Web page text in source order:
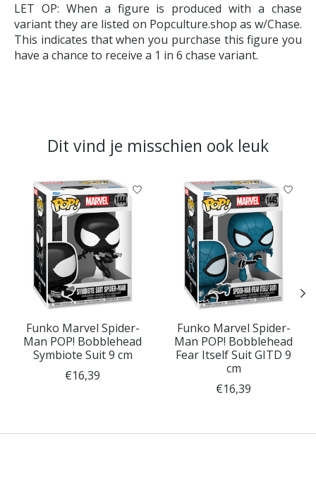
LET OP: When a figure is produced with a chase
variant they are listed on Popculture.shop as w/Chase.
This indicates that when you purchase this figure you
have a chance to receive a 1 in 6 chase variant.
Dit vind je misschien ook leuk
Items van productcarrousel
Funko Marvel Spider-
Man POP! Bobblehead
Symbiote Suit 9 cm
€16,39
Funko Marvel Spider-
Man POP! Bobblehead
Fear Itself Suit GITD 9
cm
€16,39